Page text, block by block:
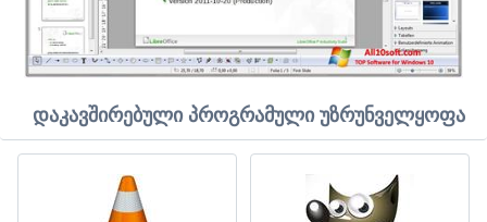
დაკავშირებული პროგრამული უზრუნველყოფა